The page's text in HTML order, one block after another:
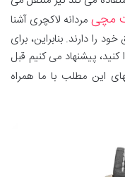
مچی مردانه لاکچری آشنا
دارند. بنابراین، برای
پیشنهاد می کنیم قبل
این مطلب با ما همراه